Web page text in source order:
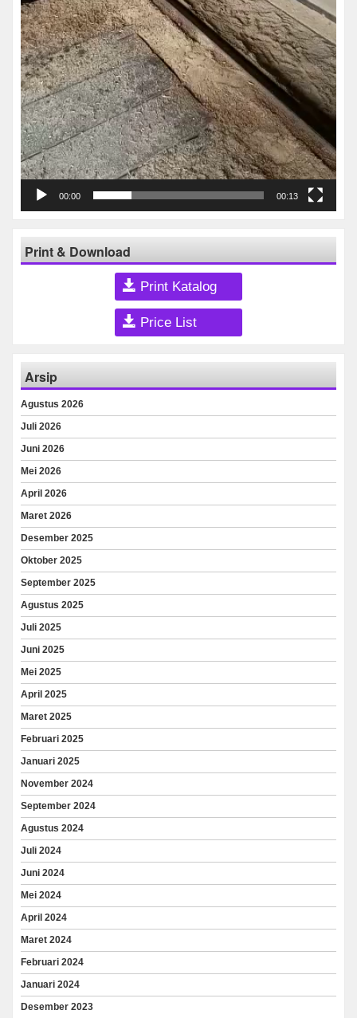
00:00 00:13
Print & Download
Print Katalog
Price List
Arsip
Agustus 2026
Juli 2026
Juni 2026
Mei 2026
April 2026
Maret 2026
Desember 2025
Oktober 2025
September 2025
Agustus 2025
Juli 2025
Juni 2025
Mei 2025
April 2025
Maret 2025
Februari 2025
Januari 2025
November 2024
September 2024
Agustus 2024
Juli 2024
Juni 2024
Mei 2024
April 2024
Maret 2024
Februari 2024
Januari 2024
Desember 2023